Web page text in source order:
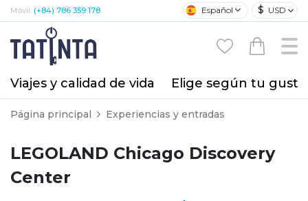
Móvil: (+84) 786 359 178 Español $ USD
Viajes y calidad de vida Elige según tu
Página principal Experiencias y entradas
LEGOLAND Chicago Discovery
Center